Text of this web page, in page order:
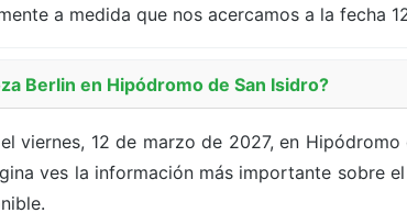
a medida que nos acercamos a la fecha
Berlin en Hipódromo de San Isidro?
viernes, 12 de marzo de 2027, en
ves la información más importante sobre